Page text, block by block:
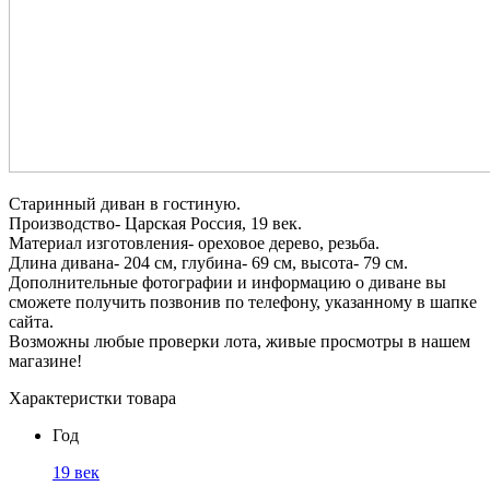
Старинный диван в гостиную.
Производство- Царская Россия, 19 век.
Материал изготовления- ореховое дерево, резьба.
Длина дивана- 204 см, глубина- 69 см, высота- 79 см.
Дополнительные фотографии и информацию о диване вы
сможете получить позвонив по телефону, указанному в шапке
сайта.
Возможны любые проверки лота, живые просмотры в нашем
магазине!
Характеристки товара
Год
19 век